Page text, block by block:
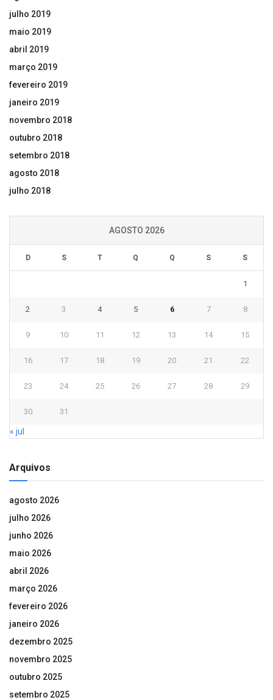
julho 2019
maio 2019
abril 2019
março 2019
fevereiro 2019
janeiro 2019
novembro 2018
outubro 2018
setembro 2018
agosto 2018
julho 2018
AGOSTO 2026
D S T Q Q S S
1
2 3 4 5 6 7 8
9 10 11 12 13 14 15
16 17 18 19 20 21 22
23 24 25 26 27 28 29
30 31
« jul
Arquivos
agosto 2026
julho 2026
junho 2026
maio 2026
abril 2026
março 2026
fevereiro 2026
janeiro 2026
dezembro 2025
novembro 2025
outubro 2025
setembro 2025